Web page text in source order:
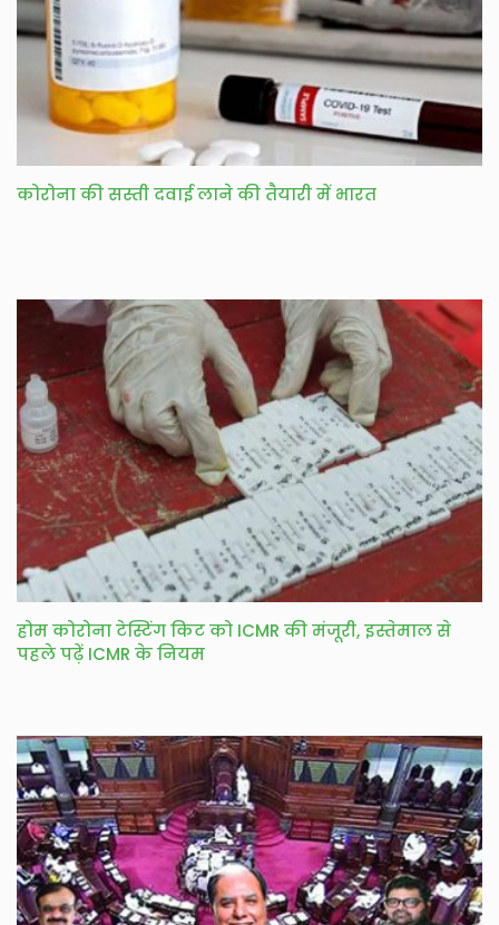
कोरोना की सस्ती दवाई लाने की तैयारी में भारत
होम कोरोना टेस्टिंग किट को ICMR की मंजूरी, इस्तेमाल से
पहले पढ़ें ICMR के नियम